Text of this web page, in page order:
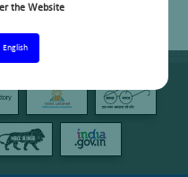
the Website
English